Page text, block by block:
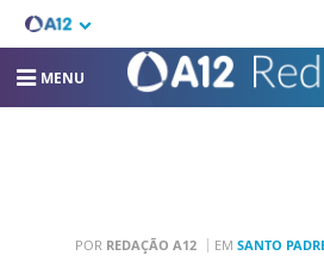
MENU
POR REDAÇÃO A12 EM SANTO